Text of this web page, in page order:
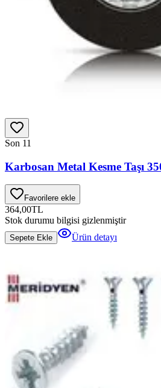
Son 11
Karbosan Metal Kesme Taşı
Favorilere ekle
364,00TL
Stok durumu bilgisi gizlenmiştir
Sepete Ekle Ürün detayı